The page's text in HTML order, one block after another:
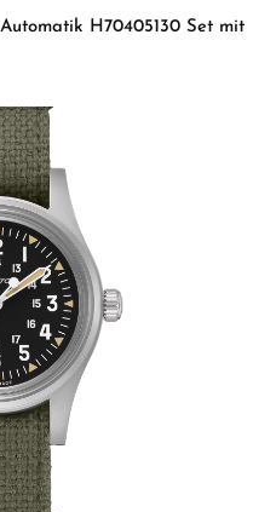
H70405130 Set mit